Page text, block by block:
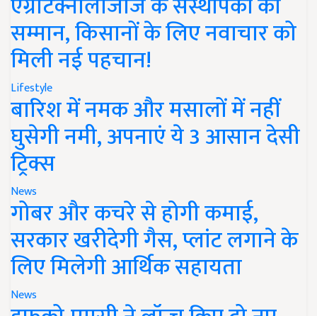
सम्मान, किसानों के लिए नवाचार को
मिली नई पहचान!
Lifestyle
बारिश में नमक और मसालों में नहीं
घुसेगी नमी, अपनाएं ये 3 आसान देसी
ट्रिक्स
News
गोबर और कचरे से होगी कमाई,
सरकार खरीदेगी गैस, प्लांट लगाने के
लिए मिलेगी आर्थिक सहायता
News